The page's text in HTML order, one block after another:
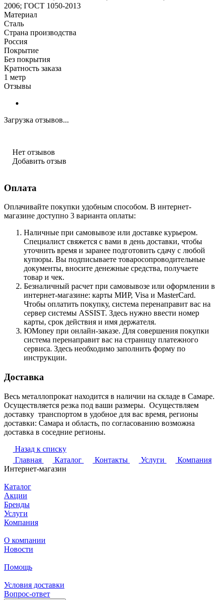
2006; ГОСТ 1050-2013
Материал
Сталь
Страна производства
Россия
Покрытие
Без покрытия
Кратность заказа
1 метр
Отзывы
Загрузка отзывов...
Нет отзывов
Добавить отзыв
Оплата
Оплачивайте покупки удобным способом. В интернет-
магазине доступно 3 варианта оплаты:
Наличные при самовывозе или доставке курьером.
Специалист свяжется с вами в день доставки, чтобы
уточнить время и заранее подготовить сдачу с любой
купюры. Вы подписываете товаросопроводительные
документы, вносите денежные средства, получаете
товар и чек.
Безналичный расчет при самовывозе или оформлении в
интернет-магазине: карты МИР, Visa и MasterCard.
Чтобы оплатить покупку, система перенаправит вас на
сервер системы ASSIST. Здесь нужно ввести номер
карты, срок действия и имя держателя.
ЮMoney при онлайн-заказе. Для совершения покупки
система перенаправит вас на страницу платежного
сервиса. Здесь необходимо заполнить форму по
инструкции.
Доставка
Весь металлопрокат находится в наличии на складе в Самаре.
Осуществляется резка под ваши размеры. Осуществляем
доставку транспортом в удобное для вас время, регионы
доставки: Самара и область, по согласованию возможна
доставка в соседние регионы.
Назад к списку
Главная
Каталог Контакты Услуги
Компания
Интернет-магазин
Каталог
Акции
Бренды
Услуги
Компания
О компании
Новости
Помощь
Условия доставки
Вопрос-ответ